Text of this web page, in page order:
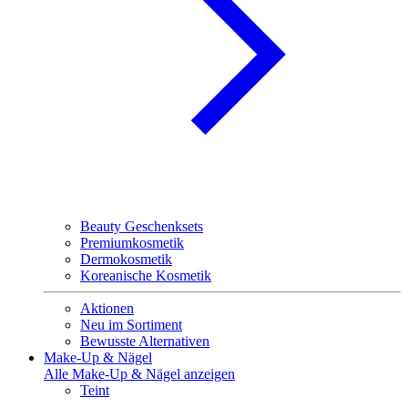
Beauty Geschenksets
Premiumkosmetik
Dermokosmetik
Koreanische Kosmetik
Aktionen
Neu im Sortiment
Bewusste Alternativen
Make-Up & Nägel
Alle Make-Up & Nägel anzeigen
Teint